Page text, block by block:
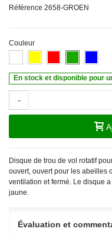
Référence 2658-GROEN
Couleur
En stock et disponible pour
-
Disque de trou de vol rotatif
ouvert, ouvert pour les abeilles
ventilation et fermé. Le disque
jaune.
Évaluation et